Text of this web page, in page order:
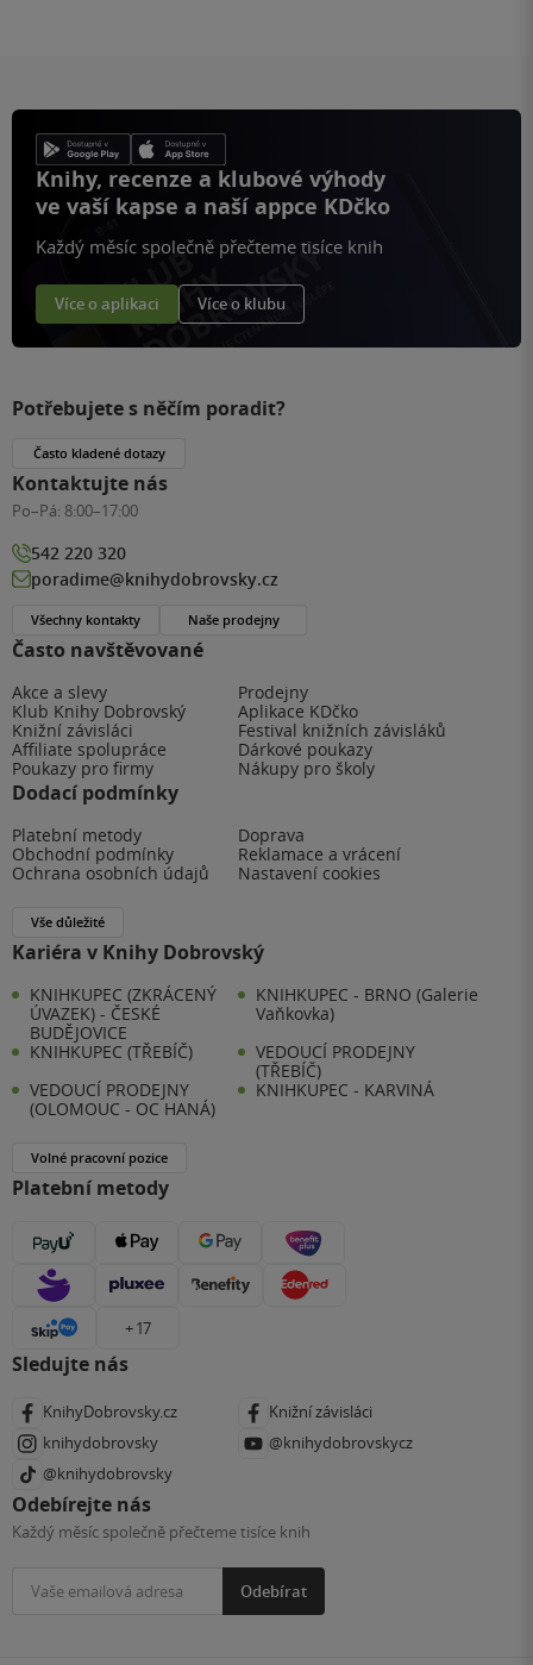
Knihy, recenze a klubové výhody
ve vaší kapse a naší appce KDčko
Každý měsíc společně přečteme tisíce knih
Více o aplikaci Více o klubu
Často navštěvované
Akce a slevy
Prodejny
Klub Knihy Dobrovský
Aplikace KDčko
Knižní závisláci
Festival knižních závisláků
Affiliate spolupráce
Dárkové poukazy
Poukazy pro firmy
Nákupy pro školy
Dodací podmínky
Platební metody
Doprava
Obchodní podmínky
Reklamace a vrácení
Ochrana osobních údajů
Nastavení cookies
Vše důležité
Kariéra v Knihy Dobrovský
KNIHKUPEC (ZKRÁCENÝ
ÚVAZEK) - ČESKÉ
BUDĚJOVICE
KNIHKUPEC - BRNO (Galerie
Vaňkovka)
KNIHKUPEC (TŘEBÍČ)
VEDOUCÍ PRODEJNY
(TŘEBÍČ)
VEDOUCÍ PRODEJNY
(OLOMOUC - OC HANÁ)
KNIHKUPEC - KARVINÁ
Volné pracovní pozice
Platební metody
+ 17
Sledujte nás
KnihyDobrovsky.cz
Knižní závisláci
knihydobrovsky
@knihydobrovskycz
@knihydobrovsky
Odebírejte nás
Každý měsíc společně přečteme tisíce knih
Odebírat
Potřebujete s něčím poradit?
Často kladené dotazy
Kontaktujte nás
Po–Pá: 8:00–17:00
542 220 320
poradime@knihydobrovsky.cz
Všechny kontakty Naše prodejny